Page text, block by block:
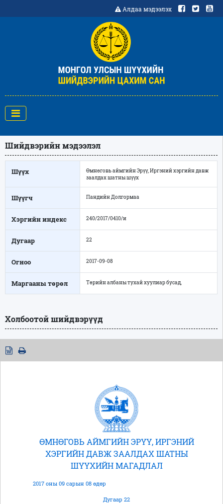
Алдаа мэдээлэх
Шийдвэрийн мэдээлэл
Шүүх
Өмнөговь аймгийн Эрүү, Иргэний хэргийн давж
заалдах шатны шүүх
Шүүгч Пандийн Долгормаа
Хэргийн индекс 240/2017/0410/и
Дугаар 22
Огноо 2017-09-08
Маргааны төрөл Төрийн албаны тухай хуулиар бусад,
Холбоотой шийдвэрүүд
ӨМНӨГОВЬ АЙМГИЙН ЭРҮҮ, ИРГЭНИЙ
ХЭРГИЙН ДАВЖ ЗААЛДАХ ШАТНЫ
ШҮҮХИЙН МАГАДЛАЛ
2017 оны 09 сарын 08 өдөр
Дугаар 22